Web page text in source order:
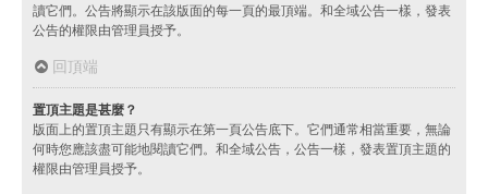
讀它們。公告將顯示在該版面的每一頁的最頂端。和全域公告一樣，發表
公告的權限由管理員授予。
回頂端
置頂主題是甚麼？
版面上的置頂主題只有顯示在第一頁公告底下。它們通常相當重要，無論
何時您應該盡可能地閱讀它們。和全域公告，公告一樣，發表置頂主題的
權限由管理員授予。